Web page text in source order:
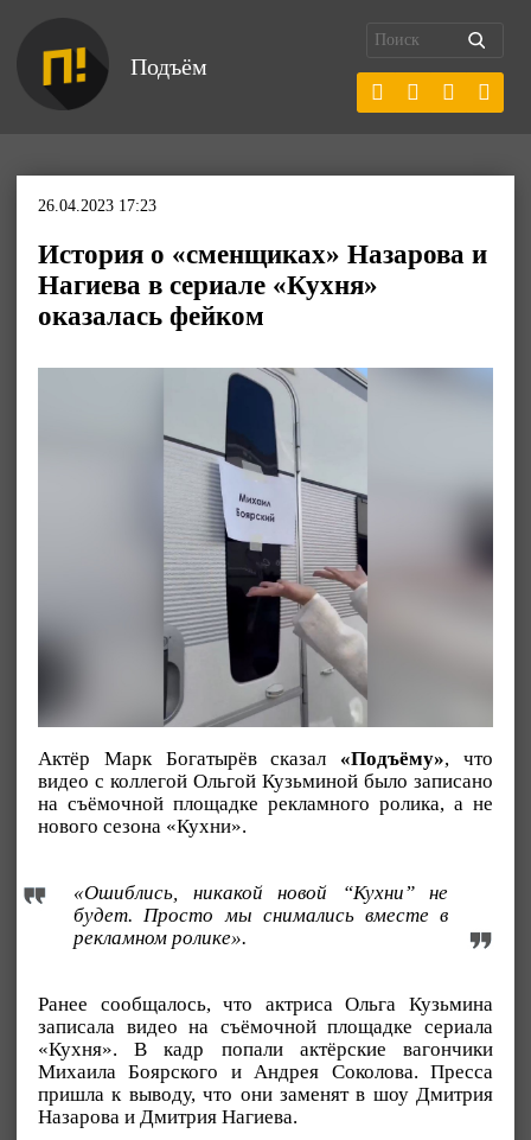
Подъём
26.04.2023 17:23
История о «сменщиках» Назарова и
Нагиева в сериале «Кухня»
оказалась фейком
Актёр Марк Богатырёв сказал «Подъёму», что
видео с коллегой Ольгой Кузьминой было записано
на съёмочной площадке рекламного ролика, а не
нового сезона «Кухни».
«Ошиблись, никакой новой “Кухни” не
будет. Просто мы снимались вместе в
рекламном ролике».
Ранее сообщалось, что актриса Ольга Кузьмина
записала видео на съёмочной площадке сериала
«Кухня». В кадр попали актёрские вагончики
Михаила Боярского и Андрея Соколова. Пресса
пришла к выводу, что они заменят в шоу Дмитрия
Назарова и Дмитрия Нагиева.